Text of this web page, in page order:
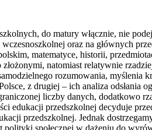
do matury włącznie, nie
oraz na głównych
matematyce, historii,
natomiast relatywnie
rozumowania, myślenia
z drugiej – ich analiza odsłania
liczby danych, dodatkowo
edukacji przedszkolnej decyduje
przedszkolnej. Jednak